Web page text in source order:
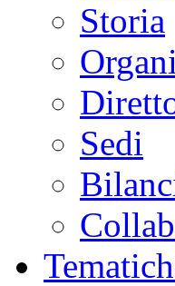
Storia
Sedi